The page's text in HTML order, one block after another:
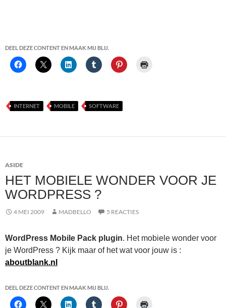
DEEL DEZE CONTENT EN MAAK MIJ BLIJ.
INTERNET MOBILE SOFTWARE
ASIDE
HET MOBIELE WONDER VOOR JE
WORDPRESS ?
4 MEI 2009 MADBELLO 5 REACTIES
WordPress Mobile Pack plugin. Het mobiele wonder voor
je WordPress ? Kijk maar of het wat voor jouw is :
aboutblank.nl
DEEL DEZE CONTENT EN MAAK MIJ BLIJ.